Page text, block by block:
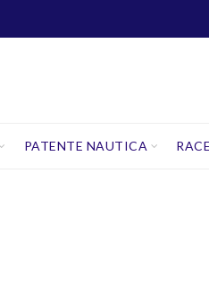
PATENTE NAUTICA